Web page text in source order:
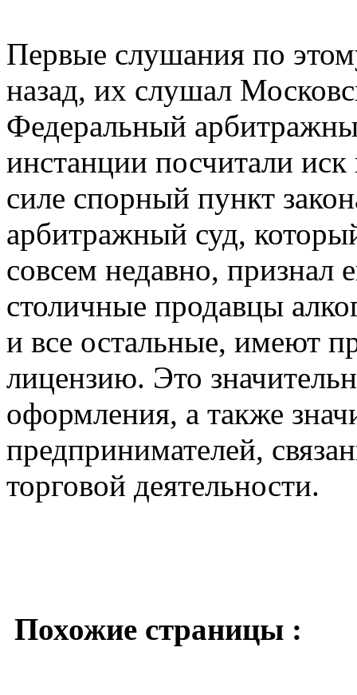
Первые слушания по
назад, их слушал
Федеральный
инстанции посчитали
силе спорный пункт
арбитражный суд,
совсем недавно, признал
столичные продавцы
и все остальные, имеют
лицензию. Это
оформления, а также
предпринимателей,
торговой деятельности.
Похожие страницы :